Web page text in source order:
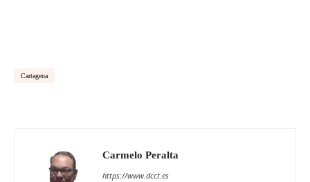
Cartagena
Carmelo Peralta
https://www.dcct.es